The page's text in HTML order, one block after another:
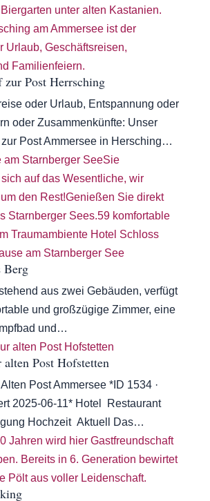
zur Post Herrsching
oder Urlaub, Entspannung oder
oder Zusammenkünfte: Unser
Post Ammersee in Hersching…
Berg
aus zwei Gebäuden, verfügt
und großzügige Zimmer, eine
und…
Post Hofstetten
Post Ammersee *ID 1534 ·
2025-06-11* Hotel Restaurant
Hochzeit Aktuell Das…